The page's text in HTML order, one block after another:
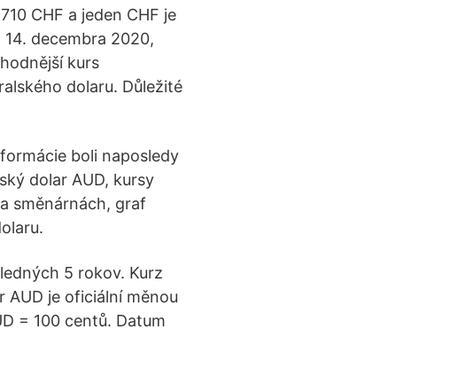
CHF a jeden CHF je
decembra 2020,
kurs
dolaru. Důležité
boli naposledy
dolar AUD, kursy
směnárnách, graf
5 rokov. Kurz
AUD je oficiální měnou
= 100 centů. Datum